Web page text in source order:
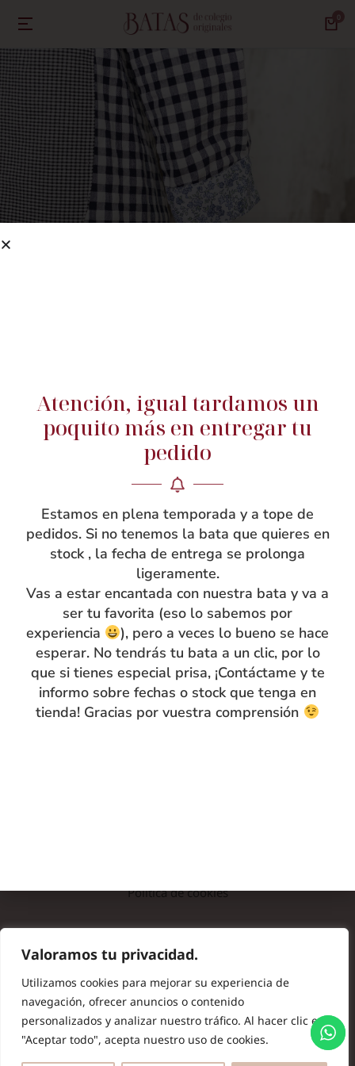
Valoramos tu privacidad.
Utilizamos cookies para mejorar su experiencia de
navegación, ofrecer anuncios o contenido
personalizados y analizar nuestro tráfico. Al hacer clic en
"Aceptar todo", acepta nuestro uso de cookies.
NOSOTRAS
Rebeca García
Taller
Contacto
Política de cookies
© Copyright 2024 Batas de Colegio Originales. Todos los
derechos reservados.
Atención, igual tardamos un
poquito más en entregar tu
pedido
Estamos en plena temporada y a tope de
pedidos. Si no tenemos la bata que quieres en
stock , la fecha de entrega se prolonga
ligeramente.
Vas a estar encantada con nuestra bata y va a
ser tu favorita (eso lo sabemos por
experiencia
), pero a veces lo bueno se hace
esperar. No tendrás tu bata a un clic, por lo
que si tienes especial prisa, ¡Contáctame y te
informo sobre fechas o stock que tenga en
tienda! Gracias por vuestra comprensión